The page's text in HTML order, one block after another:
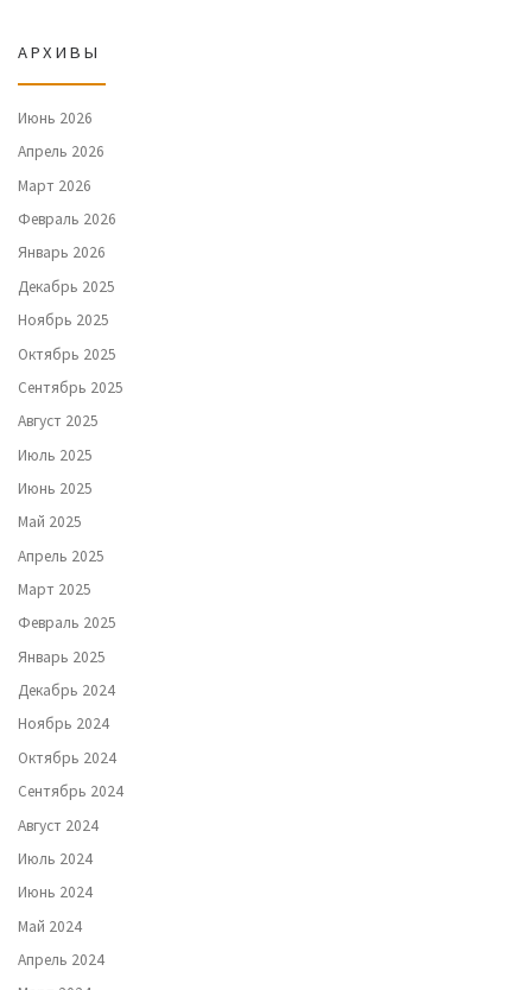
АРХИВЫ
Июнь 2026
Апрель 2026
Март 2026
Февраль 2026
Январь 2026
Декабрь 2025
Ноябрь 2025
Октябрь 2025
Сентябрь 2025
Август 2025
Июль 2025
Июнь 2025
Май 2025
Апрель 2025
Март 2025
Февраль 2025
Январь 2025
Декабрь 2024
Ноябрь 2024
Октябрь 2024
Сентябрь 2024
Август 2024
Июль 2024
Июнь 2024
Май 2024
Апрель 2024